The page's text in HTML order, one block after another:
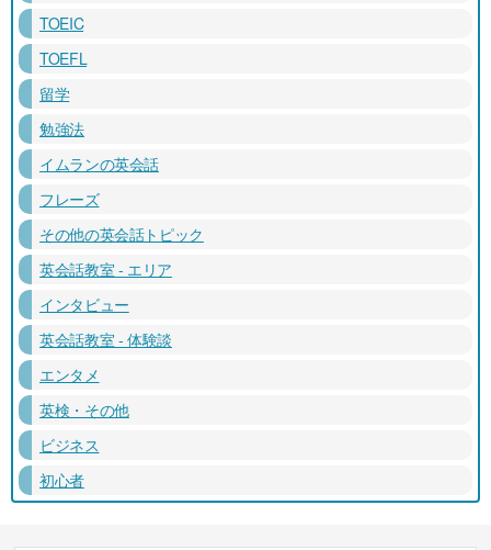
TOEIC
TOEFL
留学
勉強法
イムランの英会話
フレーズ
その他の英会話トピック
英会話教室 - エリア
インタビュー
英会話教室 - 体験談
エンタメ
英検・その他
ビジネス
初心者